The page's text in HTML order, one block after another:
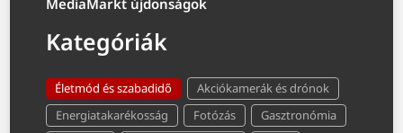
MediaMarkt újdonságok
Kategóriák
Életmód és szabadidő
Akciókamerák és drónok
Energiatakarékosság
Fotózás
Gasztronómia